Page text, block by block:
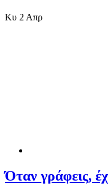
Κυ 2 Απρ
Όταν γράφεις,